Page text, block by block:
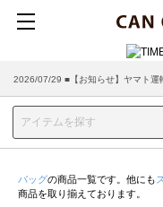
2026/07/29 ■【お知らせ】ヤマト運
2026/03/18 ■店舗受け取りサービス
バッグの商品一覧です。他にも
商品を取り揃えております。